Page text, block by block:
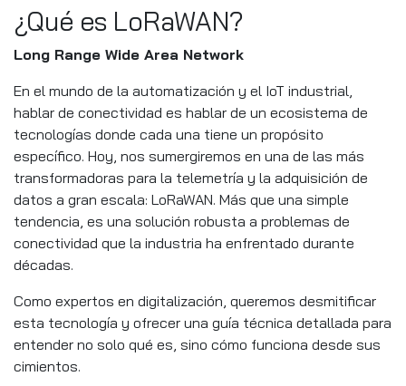
¿Qué es LoRaWAN?
Long Range Wide Area Network
En el mundo de la automatización y el IoT industrial,
hablar de conectividad es hablar de un ecosistema de
tecnologías donde cada una tiene un propósito
específico. Hoy, nos sumergiremos en una de las más
transformadoras para la telemetría y la adquisición de
datos a gran escala: LoRaWAN. Más que una simple
tendencia, es una solución robusta a problemas de
conectividad que la industria ha enfrentado durante
décadas.
Como expertos en digitalización, queremos desmitificar
esta tecnología y ofrecer una guía técnica detallada para
entender no solo qué es, sino cómo funciona desde sus
cimientos.